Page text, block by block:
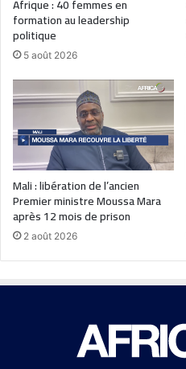
Afrique : 40 femmes en
formation au leadership
politique
5 août 2026
Mali : libération de l’ancien
Premier ministre Moussa Mara
après 12 mois de prison
2 août 2026